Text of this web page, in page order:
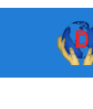
Skip